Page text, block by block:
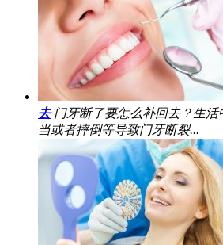
去 门牙断了要怎么补回去？生
当或者摔倒等导致门牙断裂...